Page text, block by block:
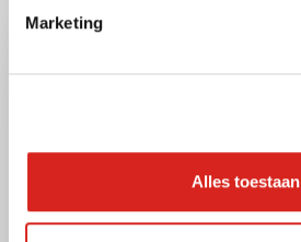
Marketing
Alles toestaan